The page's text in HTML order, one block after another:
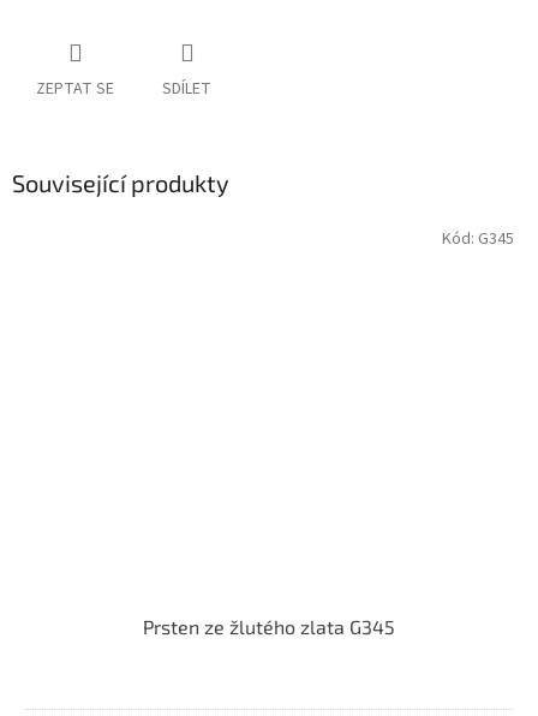
ZEPTAT SE SDÍLET
Související produkty
Prsten ze žlutého zlata G345
Kód: G345